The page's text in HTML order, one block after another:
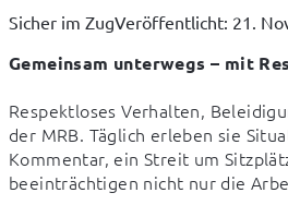
Sicher im ZugVeröffentlicht: 21.
Gemeinsam unterwegs – mit
Respektloses Verhalten,
der MRB. Täglich erleben sie
Kommentar, ein Streit um
beeinträchtigen nicht nur die